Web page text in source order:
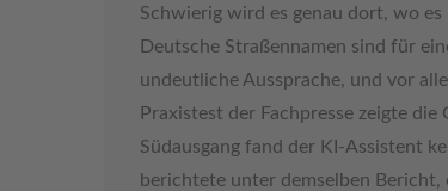
Schwierig wird es genau dort, wo
Deutsche Straßennamen sind für
undeutliche Aussprache, und vor
Praxistest der Fachpresse zeigte
Südausgang fand der KI-Assistent
berichtete unter demselben Bericht,